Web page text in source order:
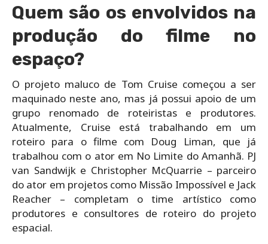
Quem são os envolvidos na
produção do filme no
espaço?
O projeto maluco de Tom Cruise começou a ser
maquinado neste ano, mas já possui apoio de um
grupo renomado de roteiristas e produtores.
Atualmente, Cruise está trabalhando em um
roteiro para o filme com Doug Liman, que já
trabalhou com o ator em No Limite do Amanhã. PJ
van Sandwijk e Christopher McQuarrie – parceiro
do ator em projetos como Missão Impossível e Jack
Reacher – completam o time artístico como
produtores e consultores de roteiro do projeto
espacial.